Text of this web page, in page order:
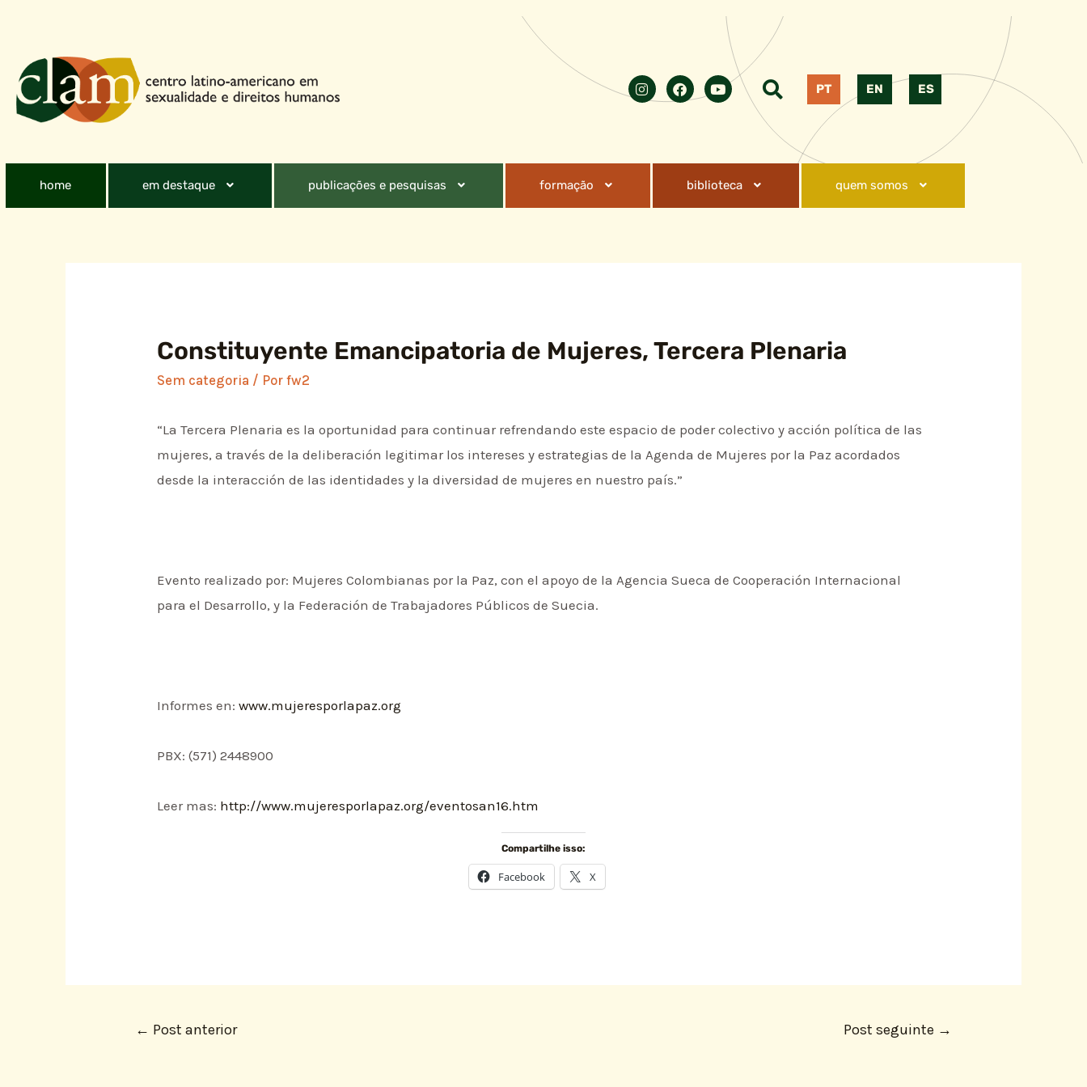
PT EN ES
home em destaque publicações e pesquisas formação biblioteca quem somos
Constituyente Emancipatoria de Mujeres, Tercera Plenaria
Sem categoria / Porfw2
“La Tercera Plenaria es la oportunidad para continuar refrendando este espacio de poder colectivo y acción política de las
mujeres, a través de la deliberación legitimar los intereses y estrategias de la Agenda de Mujeres por la Paz acordados
desde la interacción de las identidades y la diversidad de mujeres en nuestro país.”
Evento realizado por: Mujeres Colombianas por la Paz, con el apoyo de la Agencia Sueca de Cooperación Internacional
para el Desarrollo, y la Federación de Trabajadores Públicos de Suecia.
Informes en:www.mujeresporlapaz.org
PBX: (571) 2448900
Leer mas: http://www.mujeresporlapaz.org/eventosan16.htm
Compartilhe isso:
Facebook X
← Post anterior Post seguinte →